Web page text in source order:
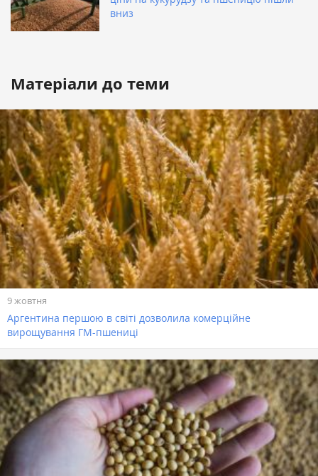
вниз
Матеріали до теми
9 жовтня
Аргентина першою в світі дозволила комерційне
вирощування ГМ-пшениці